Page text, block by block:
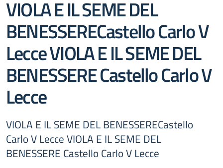
VIOLA E IL SEME DEL
BENESSERECastello Carlo V
Lecce VIOLA E IL SEME DEL
BENESSERE Castello Carlo V
Lecce
VIOLA E IL SEME DEL BENESSERECastello
Carlo V Lecce VIOLA E IL SEME DEL
BENESSERE Castello Carlo V Lecce